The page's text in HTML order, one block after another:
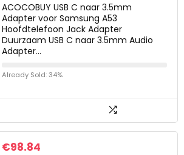
ACOCOBUY USB C naar 3.5mm
Adapter voor Samsung A53
Hoofdtelefoon Jack Adapter
Duurzaam USB C naar 3.5mm Audio
Adapter…
Already Sold: 34%
€98.84